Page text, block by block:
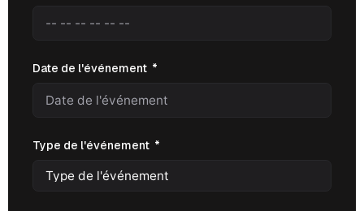
Date de l'événement
Type de l'événement